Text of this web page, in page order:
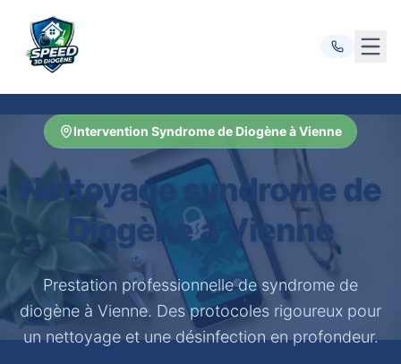
Intervention Syndrome de Diogène à Vienne
Nettoyage syndrome de
Diogène à Vienne
Prestation professionnelle de syndrome de
diogène à Vienne. Des protocoles rigoureux pour
un nettoyage et une désinfection en profondeur.